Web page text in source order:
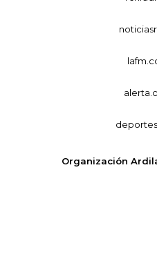
Organización